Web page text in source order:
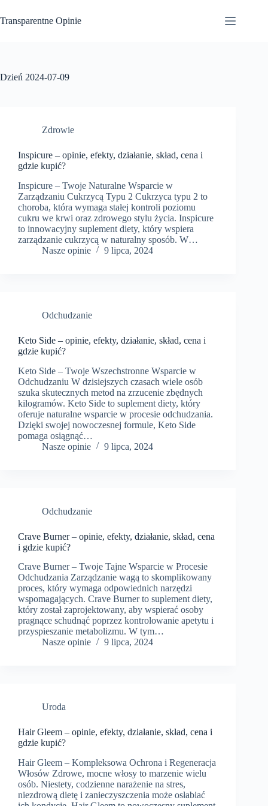
do
treści
Transparentne Opinie
Dzień 2024-07-09
Zdrowie
Inspicure – opinie, efekty, działanie, skład, cena i
gdzie kupić?
Inspicure – Twoje Naturalne Wsparcie w
Zarządzaniu Cukrzycą Typu 2 Cukrzyca typu 2 to
choroba, która wymaga stałej kontroli poziomu
cukru we krwi oraz zdrowego stylu życia. Inspicure
to innowacyjny suplement diety, który wspiera
zarządzanie cukrzycą w naturalny sposób. W…
Nasze opinie
9 lipca, 2024
Odchudzanie
Keto Side – opinie, efekty, działanie, skład, cena i
gdzie kupić?
Keto Side – Twoje Wszechstronne Wsparcie w
Odchudzaniu W dzisiejszych czasach wiele osób
szuka skutecznych metod na zrzucenie zbędnych
kilogramów. Keto Side to suplement diety, który
oferuje naturalne wsparcie w procesie odchudzania.
Dzięki swojej nowoczesnej formule, Keto Side
pomaga osiągnąć…
Nasze opinie
9 lipca, 2024
Odchudzanie
Crave Burner – opinie, efekty, działanie, skład, cena
i gdzie kupić?
Crave Burner – Twoje Tajne Wsparcie w Procesie
Odchudzania Zarządzanie wagą to skomplikowany
proces, który wymaga odpowiednich narzędzi
wspomagających. Crave Burner to suplement diety,
który został zaprojektowany, aby wspierać osoby
pragnące schudnąć poprzez kontrolowanie apetytu i
przyspieszanie metabolizmu. W tym…
Nasze opinie
9 lipca, 2024
Uroda
Hair Gleem – opinie, efekty, działanie, skład, cena i
gdzie kupić?
Hair Gleem – Kompleksowa Ochrona i Regeneracja
Włosów Zdrowe, mocne włosy to marzenie wielu
osób. Niestety, codzienne narażenie na stres,
niezdrową dietę i zanieczyszczenia może osłabiać